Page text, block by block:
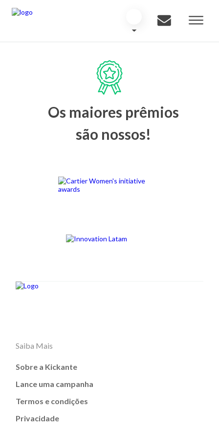
Os maiores prêmios
são nossos!
Saiba Mais
Sobre a Kickante
Lance uma campanha
Termos e condições
Privacidade